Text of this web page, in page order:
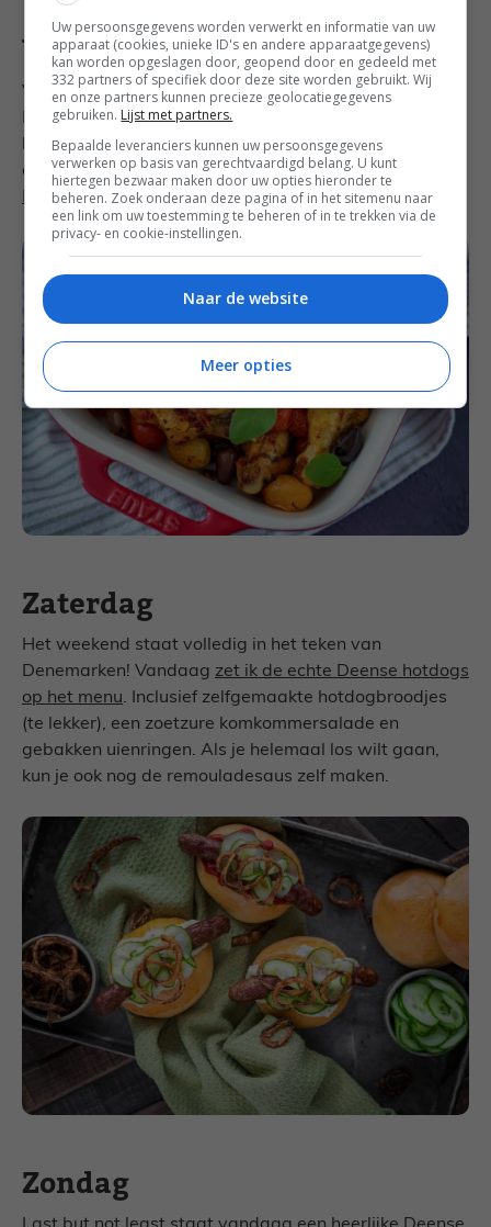
Vrijdag
Vandaag maken we een klein uitstapje naar de
Midden-Oosterse keuken, want ik combineerde rozen
harissa met kipkluifjes, krieltjes, cherrytomaten en
olijven en liet vervolgens de oven al het werk doen.
Heerlijk comfort foodvoor de vrijdag.
Zaterdag
Het weekend staat volledig in het teken van
Denemarken! Vandaag zet ik de echte Deense hotdogs
op het menu. Inclusief zelfgemaakte hotdogbroodjes
(te lekker), een zoetzure komkommersalade en
gebakken uienringen. Als je helemaal los wilt gaan,
kun je ook nog de remouladesaus zelf maken.
Zondag
Uw persoonsgegevens worden verwerkt en informatie van uw
apparaat (cookies, unieke ID's en andere apparaatgegevens)
kan worden opgeslagen door, geopend door en gedeeld met
332 partners of specifiek door deze site worden gebruikt. Wij
en onze partners kunnen precieze geolocatiegegevens
gebruiken. Lijst met partners.
Bepaalde leveranciers kunnen uw persoonsgegevens
verwerken op basis van gerechtvaardigd belang. U kunt
hiertegen bezwaar maken door uw opties hieronder te
beheren. Zoek onderaan deze pagina of in het sitemenu naar
een link om uw toestemming te beheren of in te trekken via de
privacy- en cookie-instellingen.
Naar de website
Meer opties